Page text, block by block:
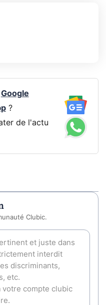
Google
?
de l'actu
Clubic.